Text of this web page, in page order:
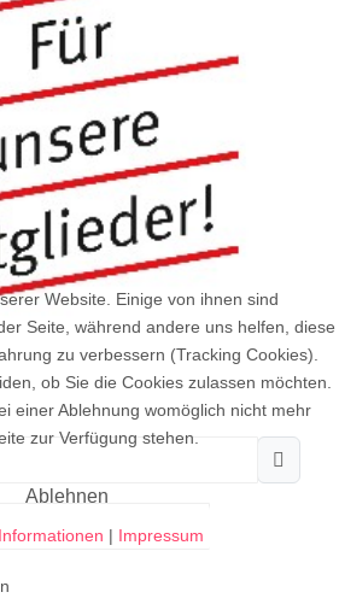
Website. Einige von ihnen sind
Seite, während andere uns helfen, diese
zu verbessern (Tracking Cookies).
ob Sie die Cookies zulassen möchten.
einer Ablehnung womöglich nicht mehr
zur Verfügung stehen.
Ablehnen
| Impressum